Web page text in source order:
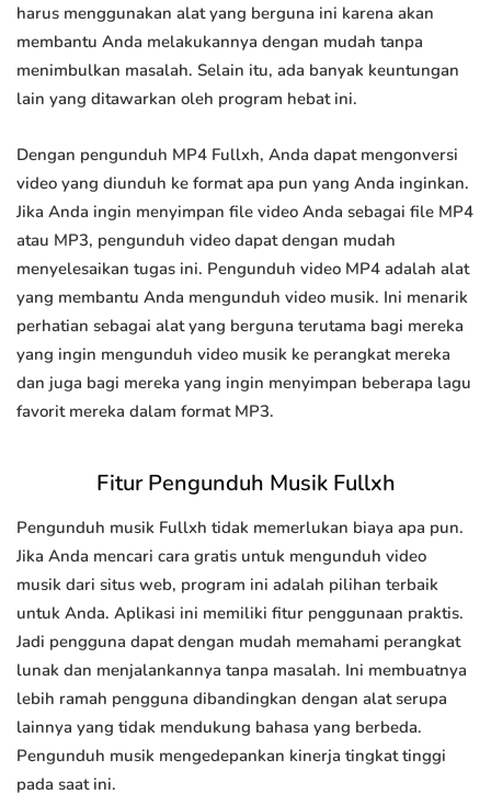
harus menggunakan alat yang berguna ini karena akan
membantu Anda melakukannya dengan mudah tanpa
menimbulkan masalah. Selain itu, ada banyak keuntungan
lain yang ditawarkan oleh program hebat ini.
Dengan pengunduh MP4 Fullxh, Anda dapat mengonversi
video yang diunduh ke format apa pun yang Anda inginkan.
Jika Anda ingin menyimpan file video Anda sebagai file MP4
atau MP3, pengunduh video dapat dengan mudah
menyelesaikan tugas ini. Pengunduh video MP4 adalah alat
yang membantu Anda mengunduh video musik. Ini menarik
perhatian sebagai alat yang berguna terutama bagi mereka
yang ingin mengunduh video musik ke perangkat mereka
dan juga bagi mereka yang ingin menyimpan beberapa lagu
favorit mereka dalam format MP3.
Fitur Pengunduh Musik Fullxh
Pengunduh musik Fullxh tidak memerlukan biaya apa pun.
Jika Anda mencari cara gratis untuk mengunduh video
musik dari situs web, program ini adalah pilihan terbaik
untuk Anda. Aplikasi ini memiliki fitur penggunaan praktis.
Jadi pengguna dapat dengan mudah memahami perangkat
lunak dan menjalankannya tanpa masalah. Ini membuatnya
lebih ramah pengguna dibandingkan dengan alat serupa
lainnya yang tidak mendukung bahasa yang berbeda.
Pengunduh musik mengedepankan kinerja tingkat tinggi
pada saat ini.